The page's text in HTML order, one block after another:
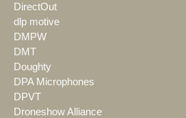
DirectOut
dlp motive
DMPW
DMT
Doughty
DPA Microphones
DPVT
Droneshow Alliance